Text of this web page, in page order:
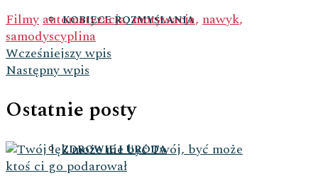
KOBIECE ROZMYŚLANIA
ZDROWIE I URODA
Filmyautomatyzacja,motywacja, nawyk,
samodyscyplina
Wcześniejszy wpis
Następny wpis
Ostatnie posty